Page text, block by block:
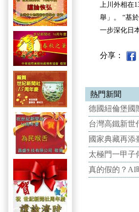
上川外相在
舉」。 “基
一步深化日
分享：
熱門新聞
德國紐倫堡國
台灣高鐵新世
國家典藏再添
太極門一甲
真的假的？AI